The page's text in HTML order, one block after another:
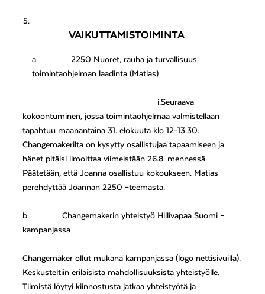
VAIKUTTAMISTOIMINTA
a.2250 Nuoret, rauha ja turvallisuus
toimintaohjelman laadinta (Matias)
i.Seuraava
kokoontuminen, jossa toimintaohjelmaa valmistellaan
tapahtuu maanantaina 31. elokuuta klo 12-13.30.
Changemakerilta on kysytty osallistujaa tapaamiseen ja
hänet pitäisi ilmoittaa viimeistään 26.8. mennessä.
Päätetään, että Joanna osallistuu kokoukseen. Matias
perehdyttää Joannan 2250 –teemasta.
b.Changemakerin yhteistyö Hiilivapaa Suomi –
kampanjassa
Changemaker ollut mukana kampanjassa (logo nettisivuilla).
Keskusteltiin erilaisista mahdollisuuksista yhteistyölle.
Tiimistä löytyi kiinnostusta jatkaa yhteistyötä ja